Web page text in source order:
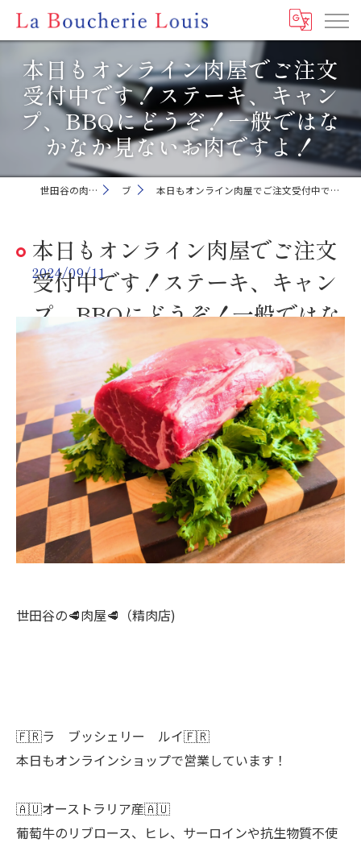
本日もオンライン肉屋でご注文
受付中です！ステーキ、キャン
プ、BBQにどうぞ！一般ではな
かなか見ないお肉ですよ！
世田谷の肉屋ならLa Boucherie Louis ブログ 本日もオンライン肉屋でご注文受付中です！ステーキ、キャンプ、BBQにどうぞ！一般ではなかなか見ないお肉ですよ！
本日もオンライン肉屋でご注文
受付中です！ステーキ、キャン
プ、BBQにどうぞ！一般ではな
かなか見ないお肉ですよ！
2024/09/11
世田谷の🥩肉屋🥩（精肉店)
🇫🇷ラ ブッシェリー ルイ🇫🇷
本日もオンラインショップで営業しています！
🇦🇺オーストラリア産🇦🇺
葡萄牛のリブロース、ヒレ、サーロインや抗生物質不使